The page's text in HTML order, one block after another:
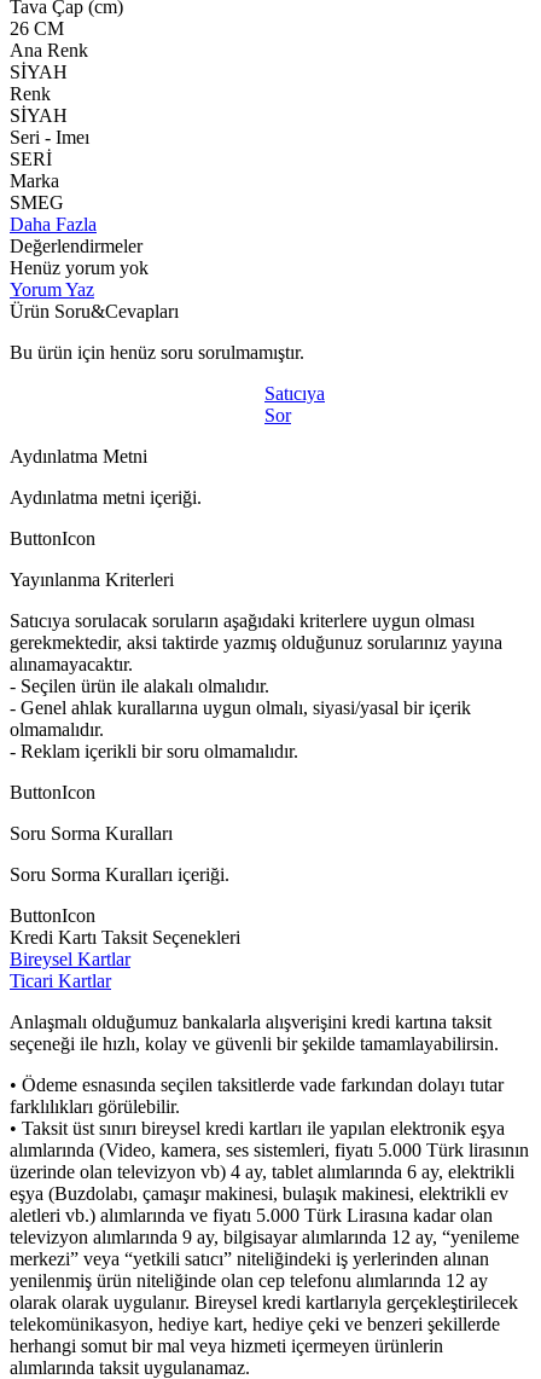
Tava Çap (cm)
26 CM
Ana Renk
SİYAH
Renk
SİYAH
Seri - Imeı
SERİ
Marka
SMEG
Daha Fazla
Değerlendirmeler
Henüz yorum yok
Yorum Yaz
Ürün Soru&Cevapları
Bu ürün için henüz soru sorulmamıştır.
Satıcıya
Sor
Aydınlatma Metni
Aydınlatma metni içeriği.
ButtonIcon
Yayınlanma Kriterleri
Satıcıya sorulacak soruların aşağıdaki kriterlere uygun olması
gerekmektedir, aksi taktirde yazmış olduğunuz sorularınız yayına
alınamayacaktır.
- Seçilen ürün ile alakalı olmalıdır.
- Genel ahlak kurallarına uygun olmalı, siyasi/yasal bir içerik
olmamalıdır.
- Reklam içerikli bir soru olmamalıdır.
ButtonIcon
Soru Sorma Kuralları
Soru Sorma Kuralları içeriği.
ButtonIcon
Kredi Kartı Taksit Seçenekleri
Bireysel Kartlar
Ticari Kartlar
Anlaşmalı olduğumuz bankalarla alışverişini kredi kartına taksit
seçeneği ile hızlı, kolay ve güvenli bir şekilde tamamlayabilirsin.
• Ödeme esnasında seçilen taksitlerde vade farkından dolayı tutar
farklılıkları görülebilir.
• Taksit üst sınırı bireysel kredi kartları ile yapılan elektronik eşya
alımlarında (Video, kamera, ses sistemleri, fiyatı 5.000 Türk lirasının
üzerinde olan televizyon vb) 4 ay, tablet alımlarında 6 ay, elektrikli
eşya (Buzdolabı, çamaşır makinesi, bulaşık makinesi, elektrikli ev
aletleri vb.) alımlarında ve fiyatı 5.000 Türk Lirasına kadar olan
televizyon alımlarında 9 ay, bilgisayar alımlarında 12 ay, “yenileme
merkezi” veya “yetkili satıcı” niteliğindeki iş yerlerinden alınan
yenilenmiş ürün niteliğinde olan cep telefonu alımlarında 12 ay
olarak olarak uygulanır. Bireysel kredi kartlarıyla gerçekleştirilecek
telekomünikasyon, hediye kart, hediye çeki ve benzeri şekillerde
herhangi somut bir mal veya hizmeti içermeyen ürünlerin
alımlarında taksit uygulanamaz.